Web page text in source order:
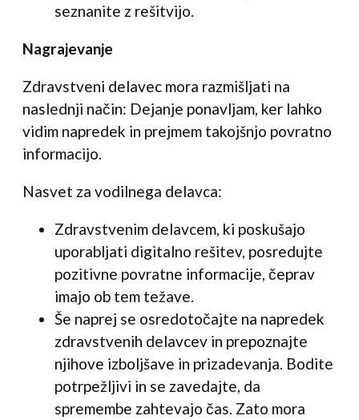
seznanite z rešitvijo.
Nagrajevanje
Zdravstveni delavec mora razmišljati na
naslednji način: Dejanje ponavljam, ker lahko
vidim napredek in prejmem takojšnjo povratno
informacijo.
Nasvet za vodilnega delavca:
Zdravstvenim delavcem, ki poskušajo
uporabljati digitalno rešitev, posredujte
pozitivne povratne informacije, čeprav
imajo ob tem težave.
Še naprej se osredotočajte na napredek
zdravstvenih delavcev in prepoznajte
njihove izboljšave in prizadevanja. Bodite
potrpežljivi in se zavedajte, da
spremembe zahtevajo čas. Zato mora